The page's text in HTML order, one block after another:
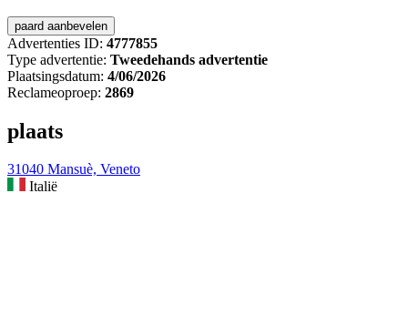
Advertenties ID: 4777855
Type advertentie: Tweedehands advertentie
Plaatsingsdatum: 4/06/2026
Reclameoproep: 2869
plaats
31040 Mansuè, Veneto
Italië